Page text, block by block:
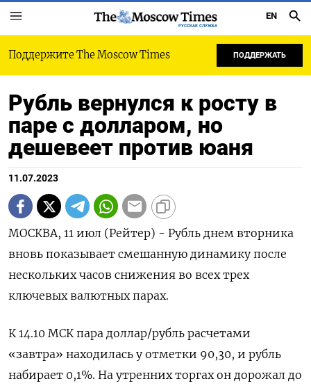
РУССКАЯ СЛУЖБА
EN
Поддержите The Moscow Times ПОДДЕРЖАТЬ
Рубль вернулся к росту в
паре с долларом, но
дешевеет против юаня
11.07.2023
МОСКВА, 11 июл (Рейтер) - Рубль днем вторника
вновь показывает смешанную динамику после
нескольких часов снижения во всех трех
ключевых валютных парах.
К 14.10 МСК пара доллар/рубль расчетами
«завтра» находилась у отметки 90,30, и рубль
набирает 0,1%. На утренних торгах он дорожал до